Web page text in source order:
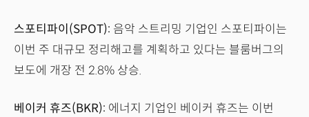
스포티파이(SPOT): 음악 스트리밍 기업인 스포티파이는
이번 주 대규모 정리해고를 계획하고 있다는 블룸버그의
보도에 개장 전 2.8% 상승.
베이커 휴즈(BKR): 에너지 기업인 베이커 휴즈는 이번